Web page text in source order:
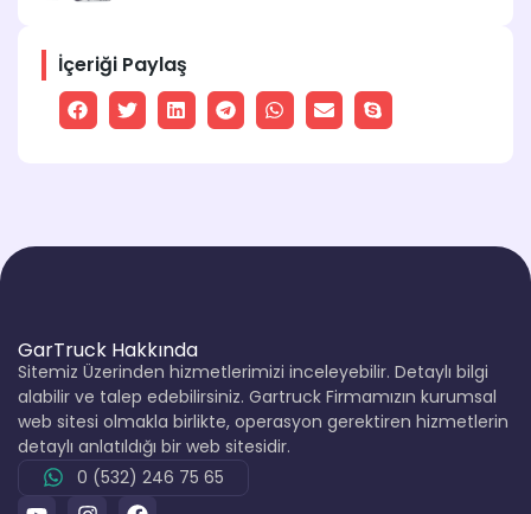
İçeriği Paylaş
GarTruck Hakkında
Sitemiz Üzerinden hizmetlerimizi inceleyebilir. Detaylı bilgi
alabilir ve talep edebilirsiniz. Gartruck Firmamızın kurumsal
web sitesi olmakla birlikte, operasyon gerektiren hizmetlerin
detaylı anlatıldığı bir web sitesidir.
0 (532) 246 75 65